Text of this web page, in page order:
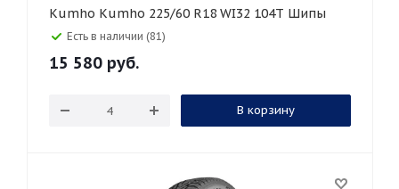
Kumho Kumho 225/60 R18 WI32 104T Шипы
Есть в наличии (81)
15 580 руб.
В корзину